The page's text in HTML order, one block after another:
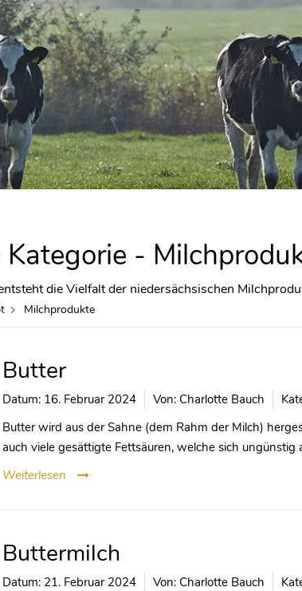
Kategorie -
die Vielfalt der niedersächsischen
Milchprodukte
Butter
Datum: 16. Februar 2024 Von:Charlotte Bauch
Butter wird aus der Sahne (dem Rahm der Milch)
auch viele gesättigte Fettsäuren, welche sich ungünstig
Weiterlesen
Buttermilch
Datum: 21. Februar 2024 Von:Charlotte Bauch